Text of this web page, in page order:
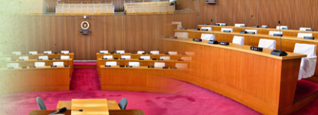
ボラン
とじる
とじる
市役所・施設の案内